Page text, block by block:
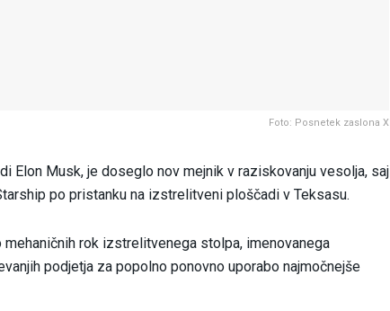
Foto: Posnetek zaslona X
Elon Musk, je doseglo nov mejnik v raziskovanju vesolja, saj
po pristanku na izstrelitveni ploščadi v Teksasu.
rok izstrelitvenega stolpa, imenovanega
podjetja za popolno ponovno uporabo najmočnejše